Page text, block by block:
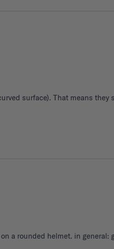
surface). That means
a rounded helmet. in general: